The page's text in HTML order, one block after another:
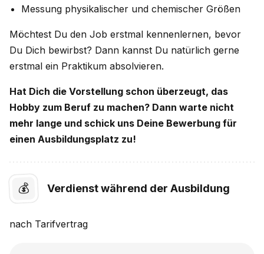
Messung physikalischer und chemischer Größen
Möchtest Du den Job erstmal kennenlernen, bevor
Du Dich bewirbst? Dann kannst Du natürlich gerne
erstmal ein Praktikum absolvieren.
Hat Dich die Vorstellung schon überzeugt, das
Hobby zum Beruf zu machen? Dann warte nicht
mehr lange und schick uns Deine Bewerbung für
einen Ausbildungsplatz zu!
💰 Verdienst während der Ausbildung
nach Tarifvertrag